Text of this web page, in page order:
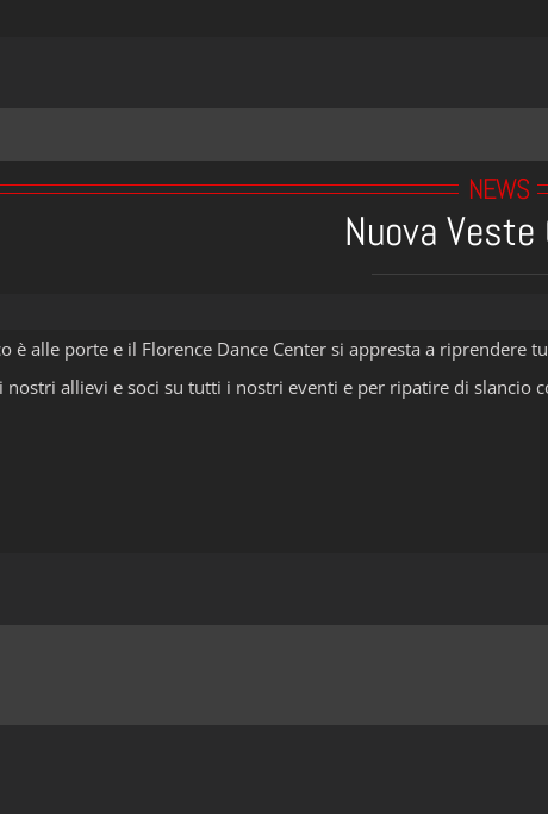
NEWS
Nuova Veste
è alle porte e il Florence Dance Center si appresta a
allievi e soci su tutti i nostri eventi e per ripatire di slancio